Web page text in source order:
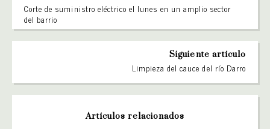
Corte de suministro eléctrico el lunes en un amplio sector
del barrio
Siguiente artículo
Limpieza del cauce del río Darro
Artículos relacionados